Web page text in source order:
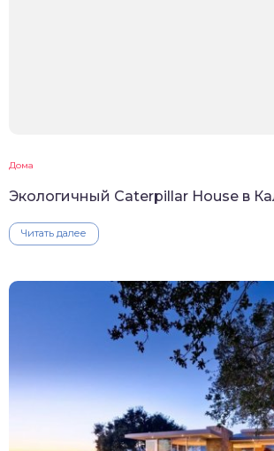
Дома
Экологичный Caterpillar House в
Читать далее